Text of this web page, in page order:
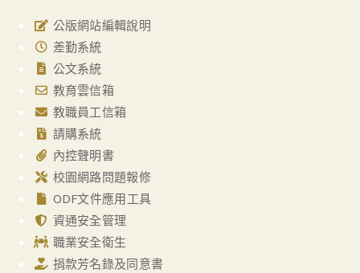
公版網站編輯說明
差勤系統
公文系統
教育雲信箱
教職員工信箱
請購系統
內控聲明書
校園網路問題報修
ODF文件應用工具
資通安全管理
職業安全衛生
捐款芳名錄及同意書